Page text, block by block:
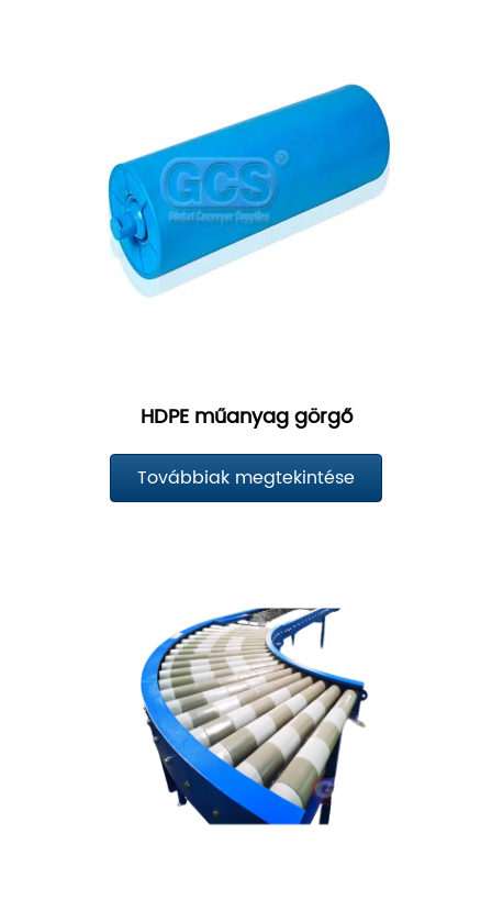
HDPE műanyag görgő
Továbbiak megtekintése